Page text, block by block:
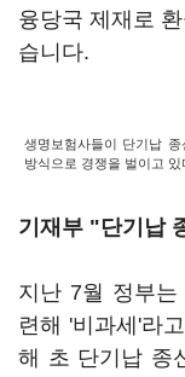
융당국 제재로
습니다.
생명보험사들이 단기납
방식으로 경쟁을 벌이고
기재부 "단기납
지난 7월 정부
련해 '비과세'라
해 초 단기납 종